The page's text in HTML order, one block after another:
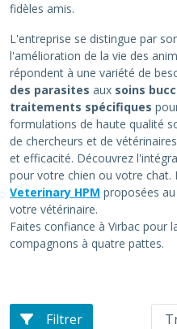
fidèles amis.
L'entreprise se distingue par
l'amélioration de la vie des
répondent à une variété de
des parasites aux soins
traitements spécifiques
formulations de haute qualité
de chercheurs et de
et efficacité. Découvrez
pour votre chien ou votre chat.
Veterinary HPM proposées
votre vétérinaire.
Faites confiance à Virbac pour
compagnons à quatre pattes.
Filtrer